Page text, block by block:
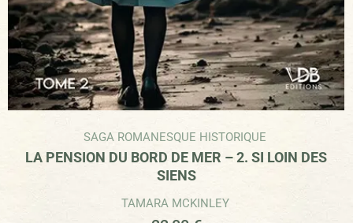
SAGA ROMANESQUE HISTORIQUE
LA PENSION DU BORD DE MER – 2. SI LOIN DES
SIENS
TAMARA MCKINLEY